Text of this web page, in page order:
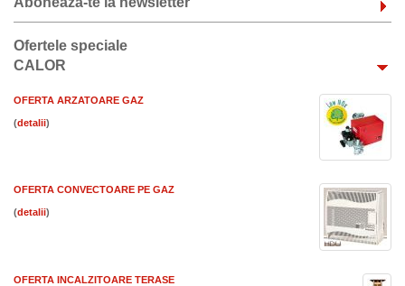
Ofertele speciale
CALOR
OFERTA ARZATOARE GAZ
( )
OFERTA CONVECTOARE PE GAZ
( )
OFERTA INCALZITOARE TERASE